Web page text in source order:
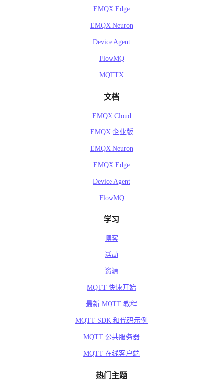
EMQX Edge
EMQX Neuron
Device Agent
FlowMQ
MQTTX
文档
EMQX Cloud
EMQX 企业版
EMQX Neuron
EMQX Edge
Device Agent
FlowMQ
学习
博客
活动
资源
MQTT 快速开始
最新 MQTT 教程
MQTT SDK 和代码示例
MQTT 公共服务器
MQTT 在线客户端
热门主题